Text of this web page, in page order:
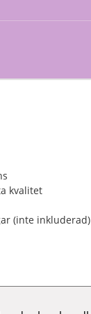
kvalitet
(inte inkluderad)